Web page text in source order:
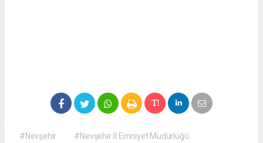
#Nevşehir
#Nevşehir İl Emniyet Müdürlüğü